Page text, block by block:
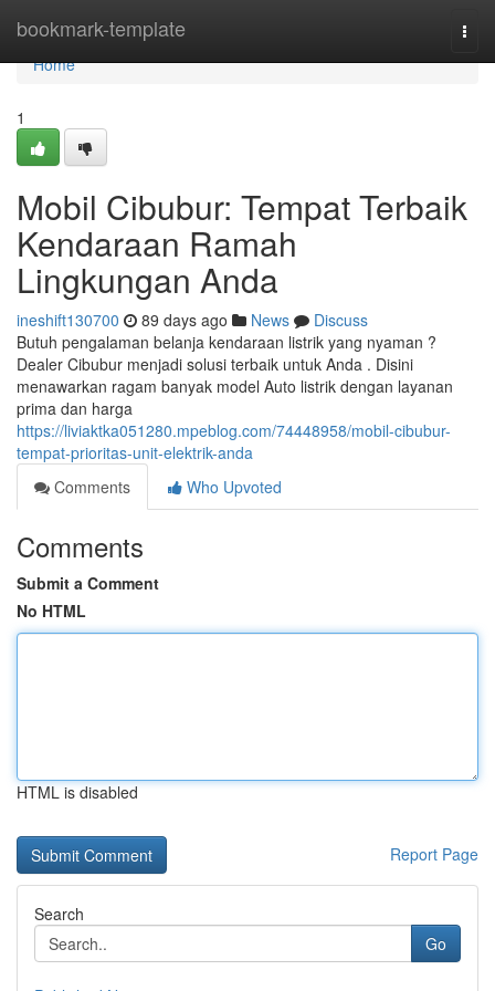
bookmark-template
Home
Home
1
Mobil Cibubur: Tempat Terbaik
Kendaraan Ramah
Lingkungan Anda
ineshift130700 89 days ago News
Discuss
Butuh pengalaman belanja kendaraan listrik yang nyaman ?
Dealer Cibubur menjadi solusi terbaik untuk Anda . Disini
menawarkan ragam banyak model Auto listrik dengan layanan
prima dan harga
https://liviaktka051280.mpeblog.com/74448958/mobil-cibubur-
tempat-prioritas-unit-elektrik-anda
Comments
Who Upvoted
Comments
Submit a Comment
No HTML
HTML is disabled
Report Page
Search
Go